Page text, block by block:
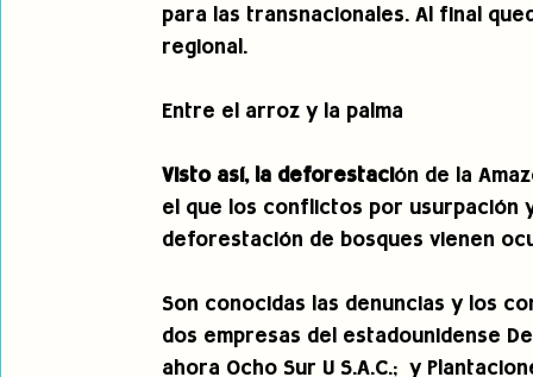
para las transnacionales. Al final
regional.
Entre el arroz y la palma
Visto así, la deforestación de la
el que los conflictos por
deforestación de bosques vienen
Son conocidas las denuncias y los
dos empresas del estadounidense
ahora Ocho Sur U S.A.C.;  y